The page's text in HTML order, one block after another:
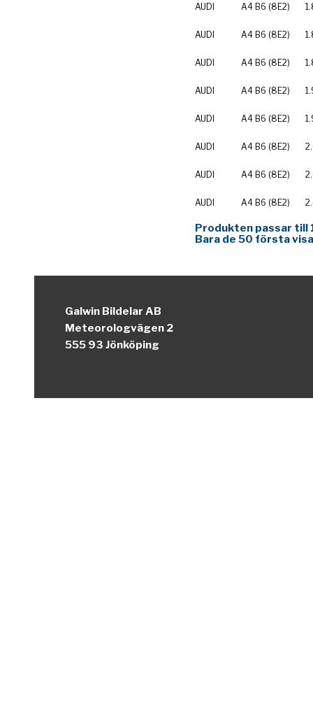
AUDI A4 B6 (8E2)
AUDI A4 B6 (8E2)
AUDI A4 B6 (8E2)
AUDI A4 B6 (8E2)
AUDI A4 B6 (8E2)
AUDI A4 B6 (8E2)
AUDI A4 B6 (8E2)
AUDI A4 B6 (8E2)
Produkten passar till
Bara de 50 första
Galwin Bildelar AB
Meteorologvägen 2
555 93 Jönköping